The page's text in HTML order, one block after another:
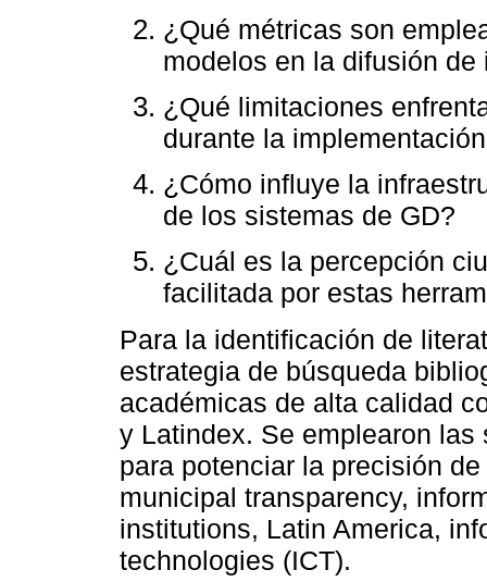
¿Qué métricas son
modelos en la difusión
¿Qué limitaciones
durante la
¿Cómo influye la
de los sistemas de GD?
¿Cuál es la percepción
facilitada por estas
Para la identificación de
estrategia de búsqueda
académicas de alta calidad
y Latindex. Se emplearon
para potenciar la precisión
municipal transparency,
institutions, Latin America,
technologies (ICT).